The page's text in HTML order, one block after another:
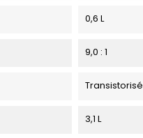
0,6 L
9,0 : 1
Transistorisé
3,1 L